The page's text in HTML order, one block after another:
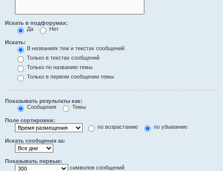
Искать в подфорумах:
Да
Нет
Искать:
В названиях тем и текстах сообщений
Только в текстах сообщений
Только по названию темы
Только в первом сообщении темы
Показывать результаты как:
Сообщения
Темы
Поле сортировки:
по возрастанию
по убыванию
Искать сообщения за:
Показывать первые:
символов сообщений